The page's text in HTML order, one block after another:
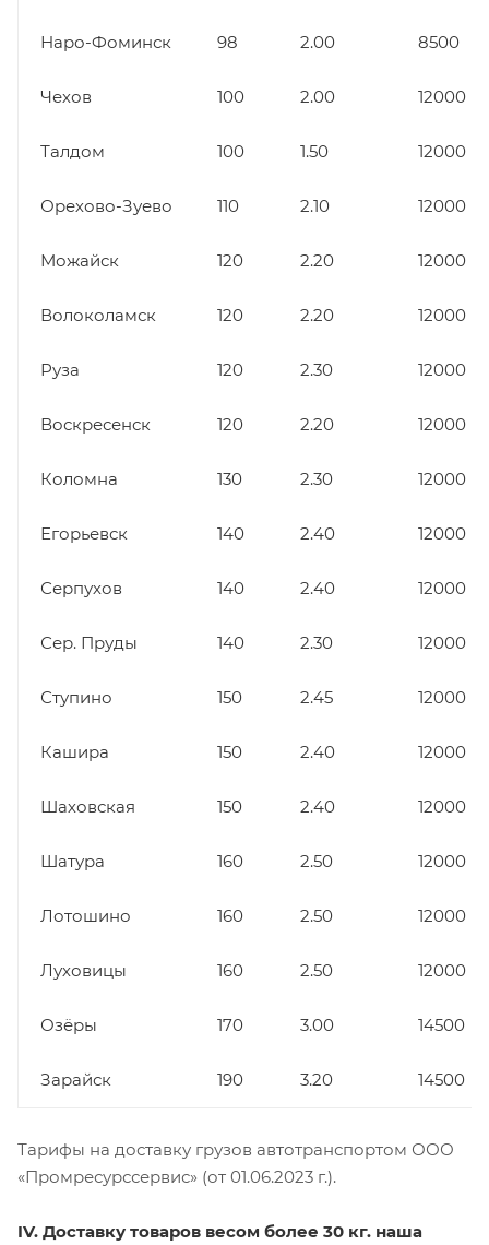
Наро-Фоминск 98 2.00 8500
Чехов 100 2.00 12000
Талдом 100 1.50 12000
Орехово-Зуево 110 2.10 12000
Можайск 120 2.20 12000
Волоколамск 120 2.20 12000
Руза 120 2.30 12000
Воскресенск 120 2.20 12000
Коломна 130 2.30 12000
Егорьевск 140 2.40 12000
Серпухов 140 2.40 12000
Сер. Пруды 140 2.30 12000
Ступино 150 2.45 12000
Кашира 150 2.40 12000
Шаховская 150 2.40 12000
Шатура 160 2.50 12000
Лотошино 160 2.50 12000
Луховицы 160 2.50 12000
Озёры 170 3.00 14500
Зарайск 190 3.20 14500
Тарифы на доставку грузов автотранспортом ООО
«Промресурссервис» (от 01.06.2023 г.).
IV. Доставку товаров весом более 30 кг. наша